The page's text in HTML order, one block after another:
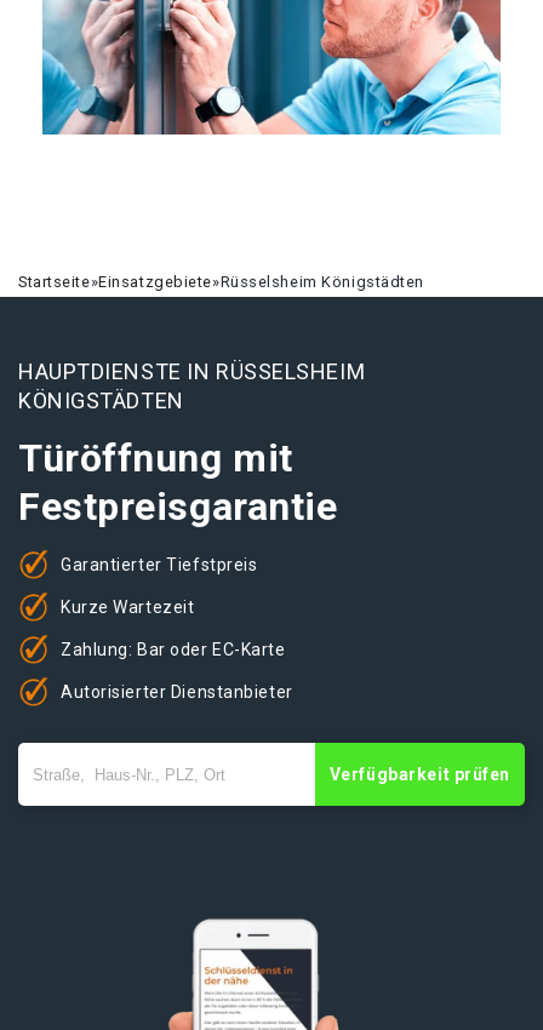
Startseite»Einsatzgebiete»Rüsselsheim Königstädten
HAUPTDIENSTE IN RÜSSELSHEIM
KÖNIGSTÄDTEN
Türöffnung mit
Festpreisgarantie
Garantierter Tiefstpreis
Kurze Wartezeit
Zahlung: Bar oder EC-Karte
Autorisierter Dienstanbieter
Verfügbarkeit prüfen